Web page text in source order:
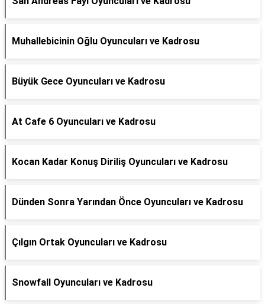
Muhallebicinin Oğlu Oyuncuları ve Kadrosu
Büyük Gece Oyuncuları ve Kadrosu
At Cafe 6 Oyuncuları ve Kadrosu
Kocan Kadar Konuş Diriliş Oyuncuları ve Kadrosu
Dünden Sonra Yarından Önce Oyuncuları ve Kadrosu
Çılgın Ortak Oyuncuları ve Kadrosu
Snowfall Oyuncuları ve Kadrosu